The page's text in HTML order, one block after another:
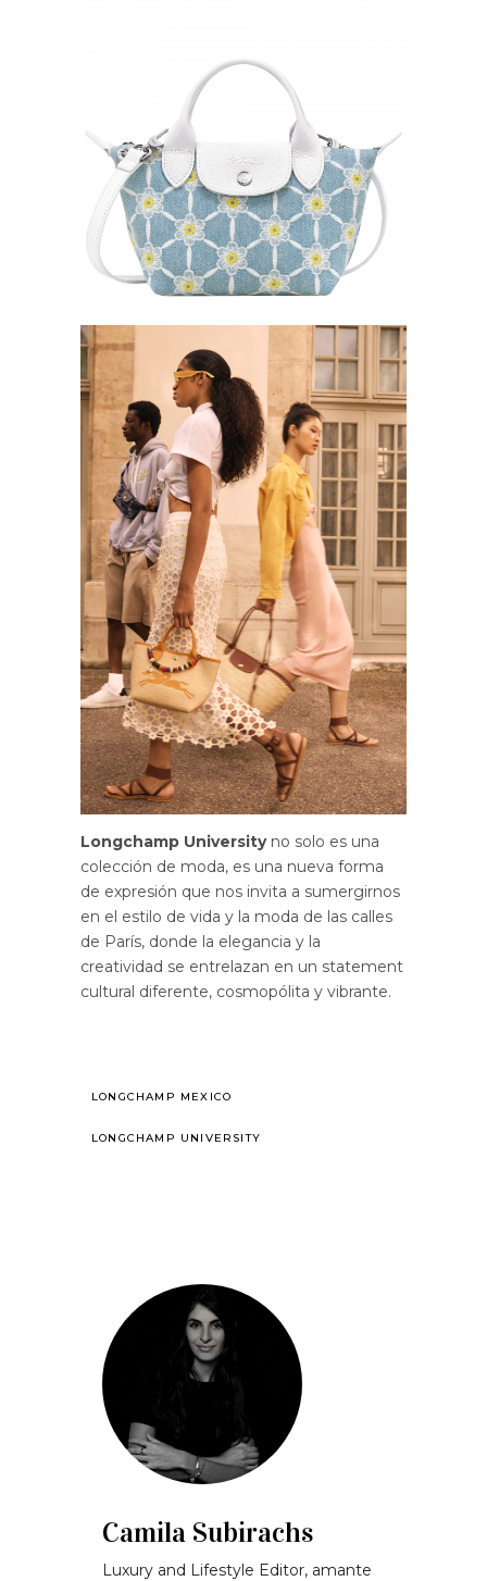
Longchamp Universityno solo es una
colección de moda, es una nueva forma
de expresión que nos invita a sumergirnos
en el estilo de vida y la moda de las calles
de París, donde la elegancia y la
creatividad se entrelazan en un statement
cultural diferente, cosmopólita y vibrante.
LONGCHAMP MEXICO
LONGCHAMP UNIVERSITY
Camila Subirachs
Luxury and Lifestyle Editor, amante